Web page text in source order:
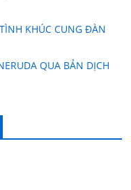
KHÚC CUNG ĐÀN
QUA BẢN DỊCH